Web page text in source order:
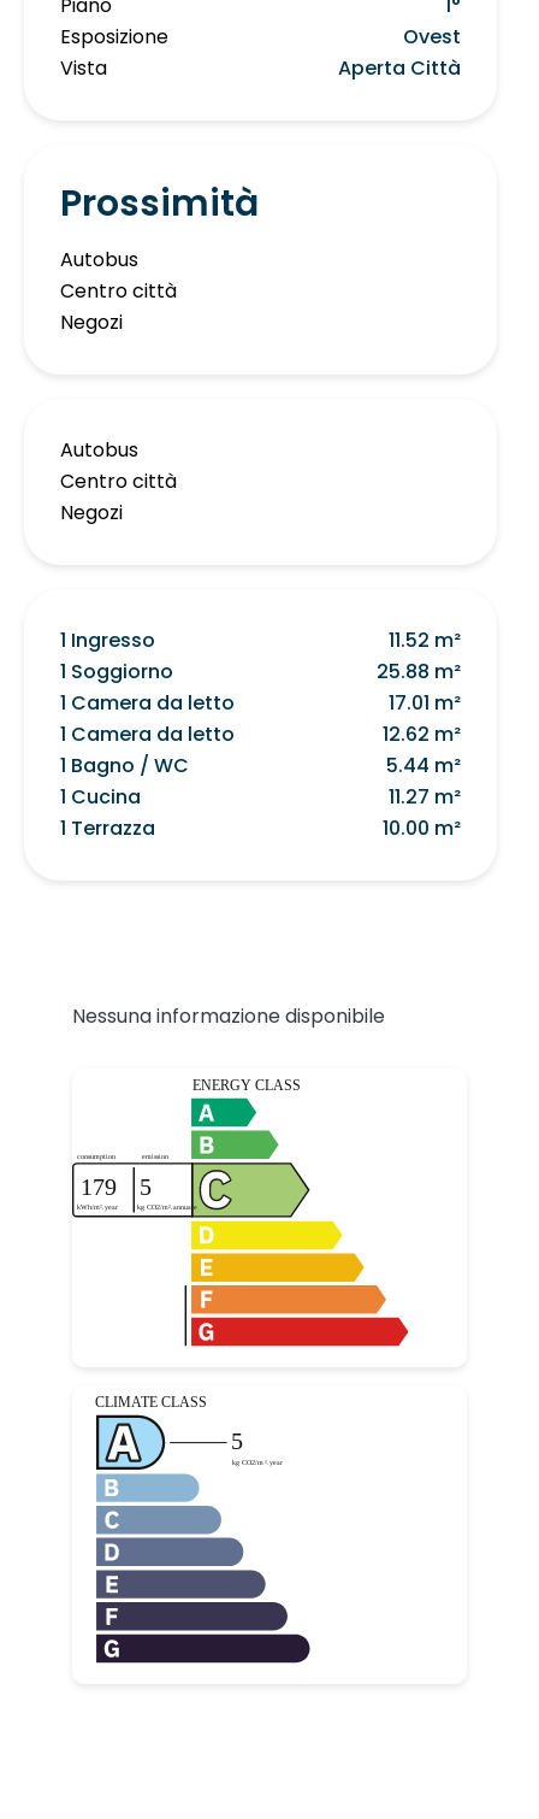
Piano
1°
Esposizione
Ovest
Vista
Aperta Città
Prossimità
Autobus
Centro città
Negozi
Autobus
Centro città
Negozi
1 Ingresso
11.52 m²
1 Soggiorno
25.88 m²
1 Camera da letto
17.01 m²
1 Camera da letto
12.62 m²
1 Bagno / WC
5.44 m²
1 Cucina
11.27 m²
1 Terrazza
10.00 m²
Nessuna informazione disponibile